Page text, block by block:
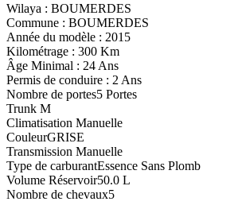
Wilaya : BOUMERDES
Commune : BOUMERDES
Année du modèle : 2015
Kilométrage : 300 Km
Âge Minimal : 24 Ans
Permis de conduire : 2 Ans
Nombre de portes5 Portes
Trunk M
Climatisation Manuelle
CouleurGRISE
Transmission Manuelle
Type de carburantEssence Sans Plomb
Volume Réservoir50.0 L
Nombre de chevaux5